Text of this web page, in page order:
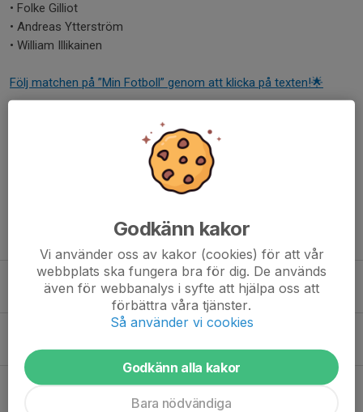
• Folke Gilliot
• Andreas Ytterström
• William Illikainen
Följ matchen på ”Min Fotboll” genom att klicka på texten!🌟
Tidigare nyheter
Vinst mot Valdermarsvik med 6-0!
25 jun, 23:23 0
Vinst mot Valdermarsvik borta med 2-4!
18 jun, 23:02 0
Vinst mot Azech med 7-1!
0
Godkänn kakor
Vi använder oss av kakor (cookies) för att vår
webbplats ska fungera bra för dig. De används
även för webbanalys i syfte att hjälpa oss att
förbättra våra tjänster.
Så använder vi cookies
Godkänn alla kakor
Bara nödvändiga